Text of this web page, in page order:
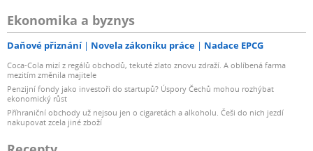
Ekonomika a byznys
Daňové přiznání Novela zákoníku práce Nadace EPCG
Coca-Cola mizí z regálů obchodů, tekuté zlato znovu zdraží. A oblíbená farma
mezitím změnila majitele
Penzijní fondy jako investoři do startupů? Úspory Čechů mohou rozhýbat
ekonomický růst
Příhraniční obchody už nejsou jen o cigaretách a alkoholu. Češi do nich jezdí
nakupovat zcela jiné zboží